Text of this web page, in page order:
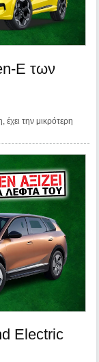
E των
την μικρότερη
Electric